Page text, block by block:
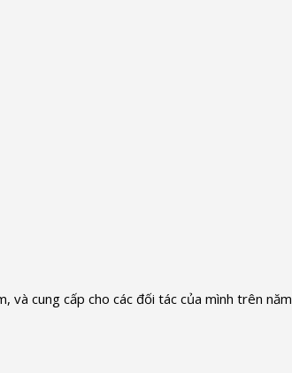
và cung cấp cho các đối tác của mình trên năm